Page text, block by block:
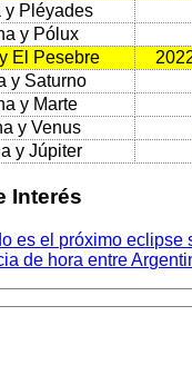
y Pléyades
y Pólux
El Pesebre
y Saturno
y Marte
y Venus
y Júpiter
Interés
es el próximo eclipse
de hora entre